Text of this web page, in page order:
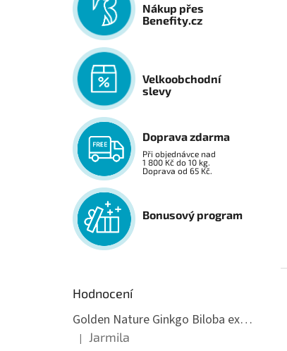
Nákup přes
Benefity.cz
Velkoobchodní
slevy
Doprava zdarma
Při objednávce nad
1 800 Kč do 10 kg.
Doprava od 65 Kč.
Bonusový program
Hodnocení
Golden Nature Ginkgo Biloba extrakt 50:1 60mg, 100 kapslí
Hodnocení produktu je 5 z 5 hvězdiček.
| Jarmila